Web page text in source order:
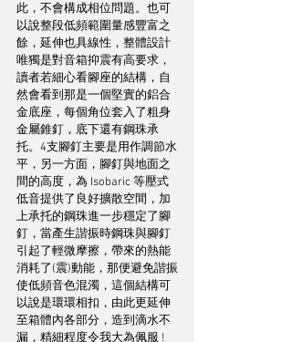
此，不會構成相位問題。也可
以說整段低頻範圍量感豐富之
餘，延伸也具線性，整體設計
唯獨是對音箱抑震有高要求，
讀者若細心看腳座的結構，自
然會看到那是一個堅實的鋁合
金底座，每個角位套入了粗身
金屬錐釘，底下還有鋼珠承
托。4支腳釘主要是用作調節水
平，另一方面，腳釘與地面之
間的高度，為 Isobaric 等壓式
低音提供了良好擴散空間，加
上承托的鋼珠進一步穩定了腳
釘，當產生諧振時鋼珠與腳釘
引起了輕微摩擦，帶來的熱能
消耗了(震)動能，那便避免諧振
使低頻音色混濁，這個結構可
以說是環環相扣，由此更延伸
至箱體內各部分，造到滴水不
漏，精細程度令我大為佩服 !